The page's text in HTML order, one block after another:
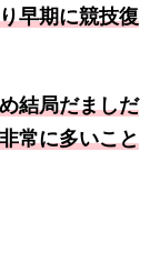
早期に競技復
結局だましだ
常に多いこと